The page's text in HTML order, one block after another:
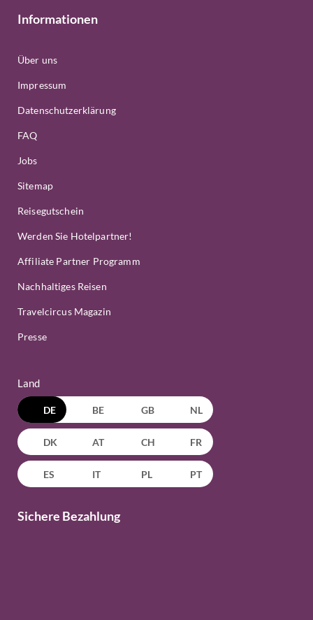
Informationen
Über uns
Impressum
Datenschutzerklärung
FAQ
Jobs
Sitemap
Reisegutschein
Werden Sie Hotelpartner!
Affiliate Partner Programm
Nachhaltiges Reisen
Travelcircus Magazin
Presse
Land
DE BE GB NL
DK AT CH FR
ES IT PL PT
Sichere Bezahlung